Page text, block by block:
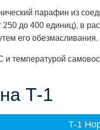
парафин из
до 400 единиц), в
его обезмасливания.
температурой
Т-1
Т-1